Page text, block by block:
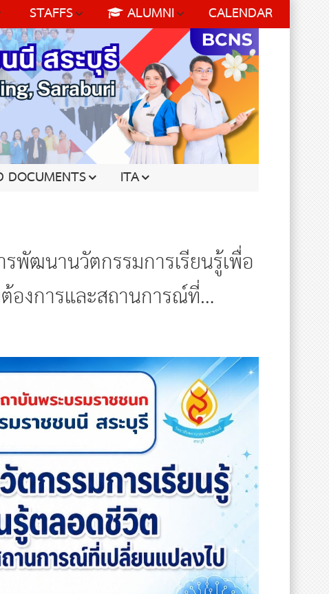
STAFFS ALUMNI CALENDAR
DOCUMENTS ITA
พัฒนานวัตกรรมการเรียนรู้เพื่อ
องการและสถานการณ์ที่
Practice (EBP)